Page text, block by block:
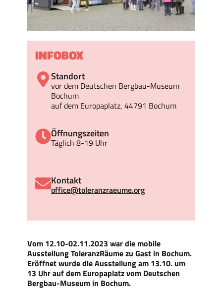
Vom 12.10-02.11.2023 wardie mobile
Ausstellung ToleranzRäume zu Gast in Bochum.
Eröffnet wurde die Ausstellung am 13.10. um
13 Uhr auf dem Europaplatz vom Deutschen
Bergbau-Museum in Bochum.
INFOBOX
Standort
vor dem Deutschen Bergbau-Museum
Bochum
auf dem Europaplatz, 44791 Bochum
Öffnungszeiten
Täglich 8-19 Uhr
Kontakt
office@toleranzraeume.org